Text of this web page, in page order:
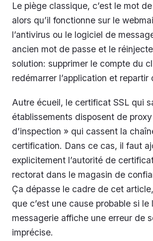
Le piège classique, c’est le mot
alors qu’il fonctionne sur le
l’antivirus ou le logiciel de
ancien mot de passe et le
solution: supprimer le compte du
redémarrer l’application et repartir
Autre écueil, le certificat SSL qui
établissements disposent de
d’inspection » qui cassent la
certification. Dans ce cas, il faut
explicitement l’autorité de
rectorat dans le magasin de
Ça dépasse le cadre de cet
que c’est une cause probable si
messagerie affiche une erreur de
imprécise.